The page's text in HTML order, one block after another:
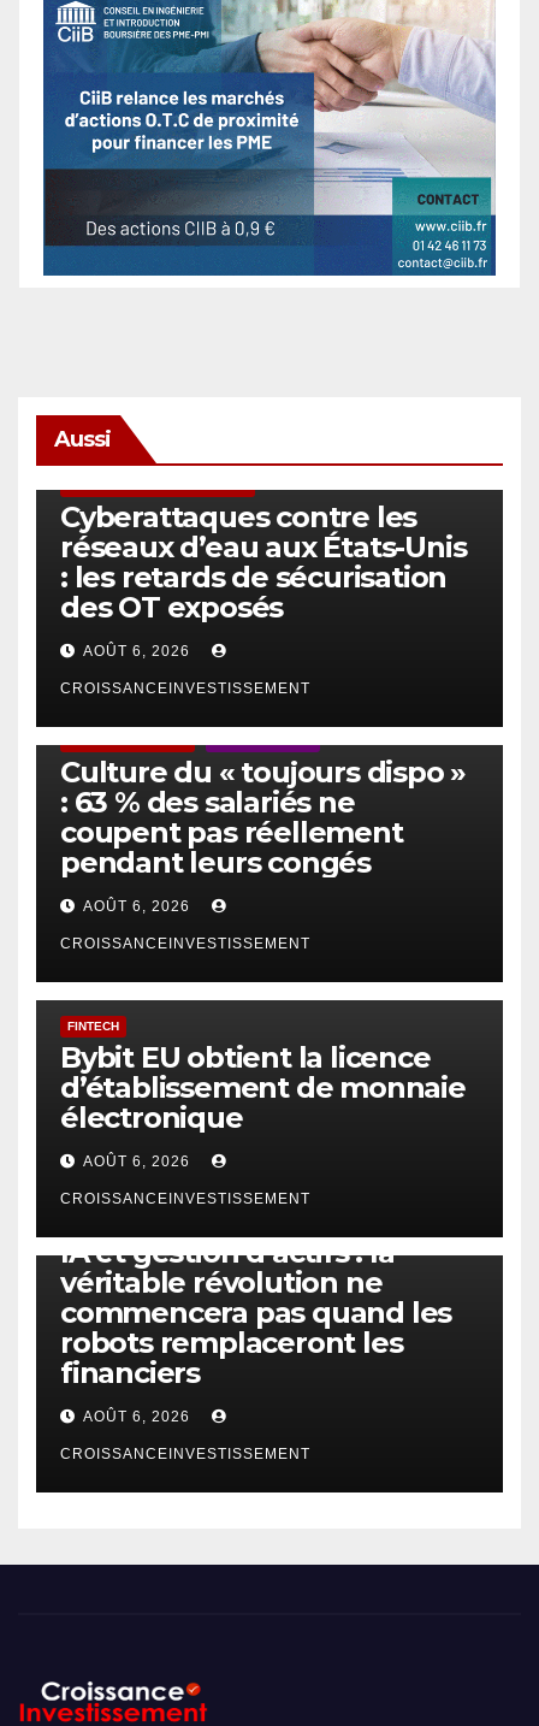
Aussi
Cyberattaques contre les
réseaux d’eau aux États-Unis
: les retards de sécurisation
des OT exposés
AOÛT 6, 2026
CROISSANCEINVESTISSEMENT
Culture du « toujours dispo »
: 63 % des salariés ne
coupent pas réellement
pendant leurs congés
AOÛT 6, 2026
CROISSANCEINVESTISSEMENT
FINTECH
Bybit EU obtient la licence
d’établissement de monnaie
électronique
AOÛT 6, 2026
CROISSANCEINVESTISSEMENT
IA et gestion d’actifs : la
véritable révolution ne
commencera pas quand les
robots remplaceront les
financiers
AOÛT 6, 2026
CROISSANCEINVESTISSEMENT